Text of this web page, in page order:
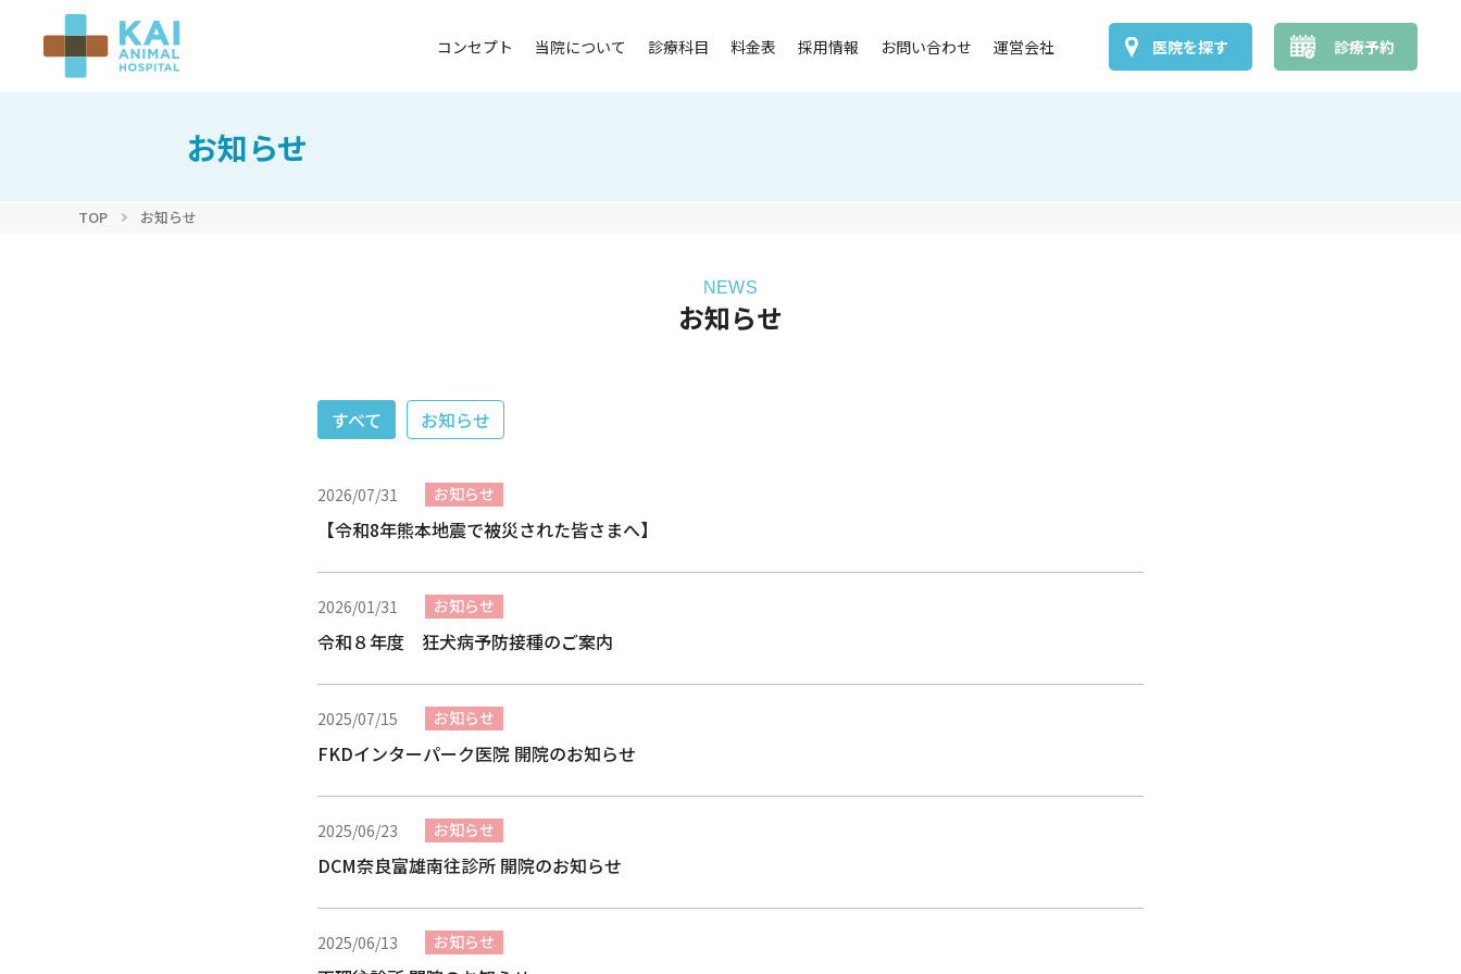
コンセプト 当院について 診療科目 料金表 採用情報 お問い合わせ 運営会社 医院を探す 診療予約
お知らせ
TOP お知らせ
NEWS
お知らせ
すべて お知らせ
2026/07/31 お知らせ
【令和8年熊本地震で被災された皆さまへ】
2026/01/31 お知らせ
令和８年度 狂犬病予防接種のご案内
2025/07/15 お知らせ
FKDインターパーク医院 開院のお知らせ
2025/06/23 お知らせ
DCM奈良富雄南往診所 開院のお知らせ
2025/06/13 お知らせ